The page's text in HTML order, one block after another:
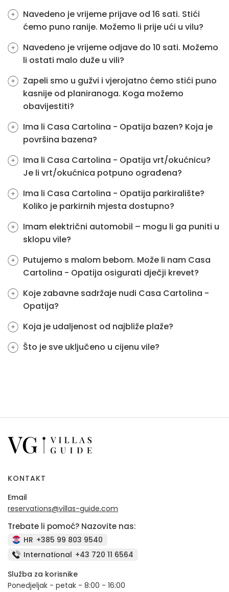
Navedeno je vrijeme prijave od 16 sati. Stići
ćemo puno ranije. Možemo li prije ući u vilu?
Navedeno je vrijeme odjave do 10 sati. Možemo
li ostati malo duže u vili?
Zapeli smo u gužvi i vjerojatno ćemo stići puno
kasnije od planiranoga. Koga možemo
obavijestiti?
Ima li Casa Cartolina - Opatija bazen? Koja je
površina bazena?
Ima li Casa Cartolina - Opatija vrt/okućnicu?
Je li vrt/okućnica potpuno ograđena?
Ima li Casa Cartolina - Opatija parkiralište?
Koliko je parkirnih mjesta dostupno?
Imam električni automobil – mogu li ga puniti u
sklopu vile?
Putujemo s malom bebom. Može li nam Casa
Cartolina - Opatija osigurati dječji krevet?
Koje zabavne sadržaje nudi Casa Cartolina -
Opatija?
Koja je udaljenost od najbliže plaže?
Što je sve uključeno u cijenu vile?
KONTAKT
Email
reservations@villas-guide.com
Trebate li pomoć? Nazovite nas:
HR +385 99 803 9540
International +43 720 11 6564
Služba za korisnike
Ponedjeljak - petak - 8:00 - 16:00